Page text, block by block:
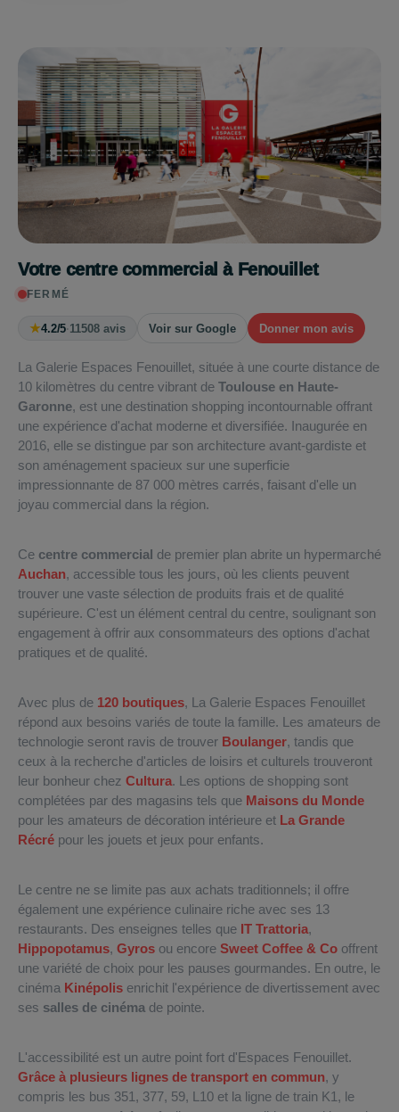
Votre centre commercial à Fenouillet
FERMÉ
★4.2/5· 11508 avis Voir sur Google Donner mon avis
La Galerie Espaces Fenouillet, située à une courte distance de
10 kilomètres du centre vibrant de Toulouse en Haute-
Garonne, est une destination shopping incontournable offrant
une expérience d'achat moderne et diversifiée. Inaugurée en
2016, elle se distingue par son architecture avant-gardiste et
son aménagement spacieux sur une superficie
impressionnante de 87 000 mètres carrés, faisant d'elle un
joyau commercial dans la région.
Ce centre commercial de premier plan abrite un hypermarché
Auchan, accessible tous les jours, où les clients peuvent
trouver une vaste sélection de produits frais et de qualité
supérieure. C'est un élément central du centre, soulignant son
engagement à offrir aux consommateurs des options d'achat
pratiques et de qualité.
Avec plus de 120 boutiques, La Galerie Espaces Fenouillet
répond aux besoins variés de toute la famille. Les amateurs de
technologie seront ravis de trouver Boulanger, tandis que
ceux à la recherche d'articles de loisirs et culturels trouveront
leur bonheur chez Cultura. Les options de shopping sont
complétées par des magasins tels que Maisons du Monde
pour les amateurs de décoration intérieure et La Grande
Récré pour les jouets et jeux pour enfants.
Le centre ne se limite pas aux achats traditionnels; il offre
également une expérience culinaire riche avec ses 13
restaurants. Des enseignes telles que IT Trattoria,
Hippopotamus, Gyros ou encore Sweet Coffee & Co offrent
une variété de choix pour les pauses gourmandes. En outre, le
cinéma Kinépolis enrichit l'expérience de divertissement avec
ses salles de cinéma de pointe.
L'accessibilité est un autre point fort d'Espaces Fenouillet.
Grâce à plusieurs lignes de transport en commun, y
compris les bus 351, 377, 59, L10 et la ligne de train K1, le